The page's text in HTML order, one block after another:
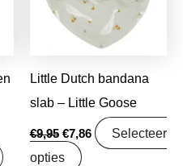
Little Dutch bandana
slab – Little Goose
€9,95 €7,86
Selecteer
opties